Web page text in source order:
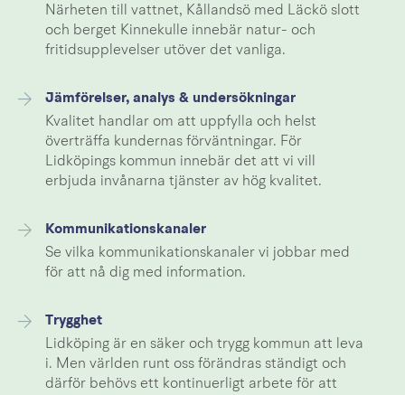
Närheten till vattnet, Kållandsö med Läckö slott
och berget Kinnekulle innebär natur- och
fritidsupplevelser utöver det vanliga.
Jämförelser, analys & undersökningar
Kvalitet handlar om att uppfylla och helst
överträffa kundernas förväntningar. För
Lidköpings kommun innebär det att vi vill
erbjuda invånarna tjänster av hög kvalitet.
Kommunikationskanaler
Se vilka kommunikationskanaler vi jobbar med
för att nå dig med information.
Trygghet
Lidköping är en säker och trygg kommun att leva
i. Men världen runt oss förändras ständigt och
därför behövs ett kontinuerligt arbete för att